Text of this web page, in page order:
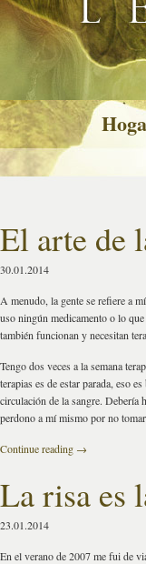
El arte de
30.01.2014
A menudo, la gente se refiere a
uso ningún medicamento o lo
también funcionan y necesitan
Tengo dos veces a la semana
terapias es de estar parada, eso
circulación de la sangre. Debería
perdono a mí mismo por no
Continue reading →
La risa es
23.01.2014
En el verano de 2007 me fui de